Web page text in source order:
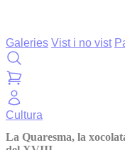
Galeries Vist i no vist
Cultura
La Quaresma, la